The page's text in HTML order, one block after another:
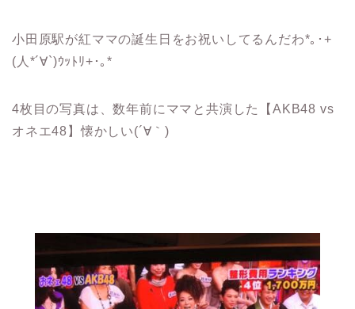
小田原駅が紅ママの誕生日をお祝いしてるんだわ*｡･+
(人*´∀`)ｳｯﾄﾘ+･｡*
4枚目の写真は、数年前にママと共演した【AKB48 vs
オネエ48】懐かしい(´∀｀)